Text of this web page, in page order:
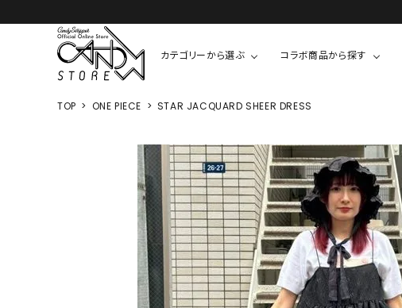
カテゴリーから選ぶ
SHIRT
BLOUSES
コラボ商品から探す
COOKIE BOY
ちびまる子ちゃん
チャーミーキティ
ウサハナ
クレヨンしんちゃん
TOP ONE PIECE STAR JACQUARD SHEER DRESS